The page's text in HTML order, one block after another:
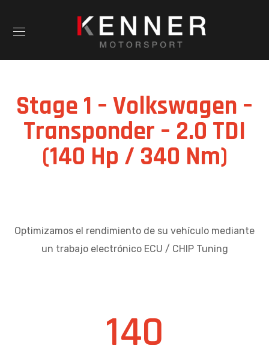
Stage 1 – Volkswagen –
Transponder – 2.0 TDI
(140 Hp / 340 Nm)
Optimizamos el rendimiento de su vehículo mediante
un trabajo electrónico ECU / CHIP Tuning
140